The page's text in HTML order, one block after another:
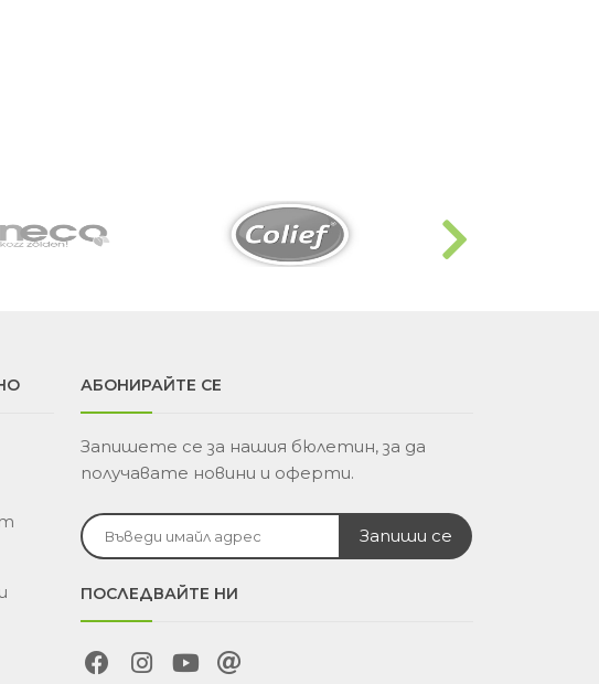
АБОНИРАЙТЕ СЕ
Запишете се за нашия бюлетин, за да
получавате новини и оферти.
ПОСЛЕДВАЙТЕ НИ